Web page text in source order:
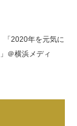
「2020年を元気に
＠横浜メディ